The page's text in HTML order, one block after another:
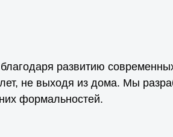
развитию
не выходя из дома. Мы
формальностей.